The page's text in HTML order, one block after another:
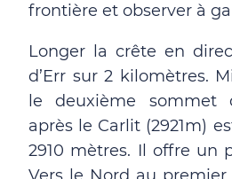
frontière et observer à
Longer la crête en
d’Err sur 2 kilomètres.
le deuxième sommet
après le Carlit (2921m)
2910 mètres. Il offre un